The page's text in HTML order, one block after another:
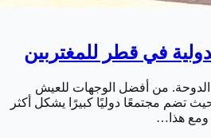
في قطر للمغتربين
من أفضل الوجهات للعيش
تضم مجتمعًا دوليًا كبيرًا يشكل أكثر